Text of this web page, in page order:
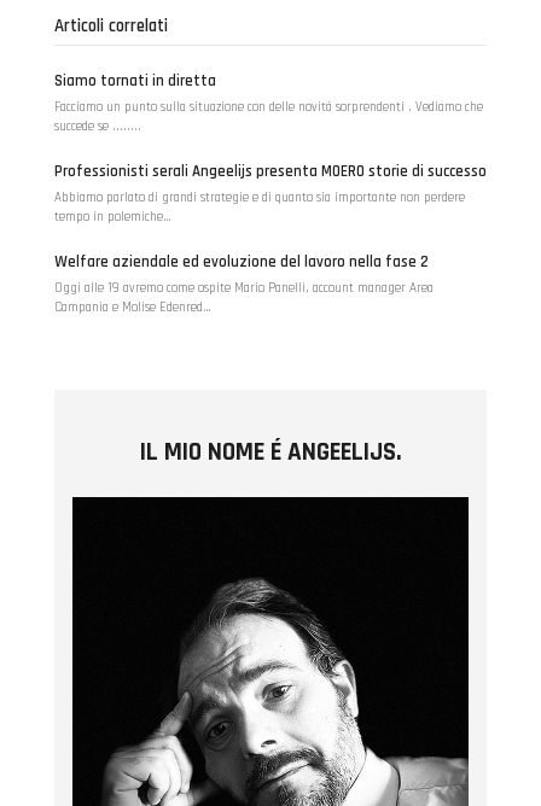
Articoli correlati
Siamo tornati in diretta
Facciamo un punto sulla situazione con delle novità sorprendenti . Vediamo che
succede se ........
Professionisti serali Angeelijs presenta MOERO storie di successo
Abbiamo parlato di grandi strategie e di quanto sia importante non perdere
tempo in polemiche…
Welfare aziendale ed evoluzione del lavoro nella fase 2
Oggi alle 19 avremo come ospite Mario Panelli, account manager Area
Campania e Molise Edenred…
IL MIO NOME É ANGEELIJS.